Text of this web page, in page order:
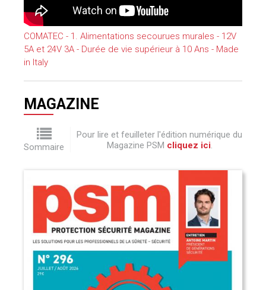
COMATEC - 1. Alimentations secourues murales - 12V
5A et 24V 3A - Durée de vie supérieur à 10 Ans - Made
in Italy
MAGAZINE
Sommaire
Pour lire et feuilleter l'édition numérique du
Magazine PSM cliquez ici.